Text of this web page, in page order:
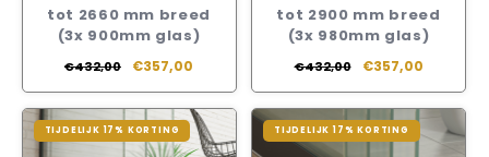
tot 2660 mm breed
(3x 900mm glas)
€432,00 €357,00
tot 2900 mm breed
(3x 980mm glas)
€432,00 €357,00
TIJDELIJK 17% KORTING TIJDELIJK 17% KORTING